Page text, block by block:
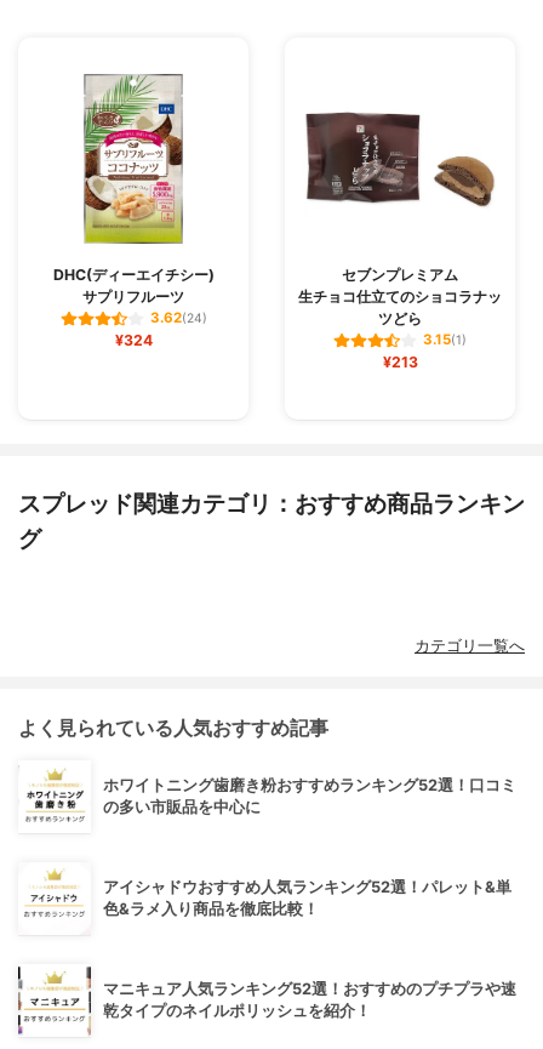
DHC(ディーエイチシー)
サプリフルーツ
3.62(24)
¥324
セブンプレミアム
生チョコ仕立てのショコラナッ
ツどら
3.15(1)
¥213
スプレッド関連カテゴリ：おすすめ商品ランキン
グ
カテゴリ一覧へ
よく見られている人気おすすめ記事
ホワイトニング歯磨き粉おすすめランキング52選！口コミ
の多い市販品を中心に
アイシャドウおすすめ人気ランキング52選！パレット&単
色&ラメ入り商品を徹底比較！
マニキュア人気ランキング52選！おすすめのプチプラや速
乾タイプのネイルポリッシュを紹介！